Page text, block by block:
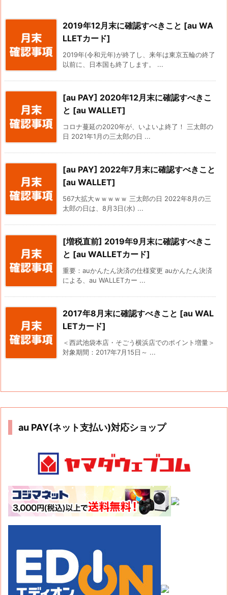
2019年12月末に確認すべきこと [au WA
LLETカード]
2019年(令和元年)が終了し、来年は東京五輪の終了
以前に、日本国も終了します。 ...
[au PAY] 2020年12月末に確認すべきこ
と [au WALLET]
コロナ蔓延の2020年が、いよいよ終了！ 三太郎の
日 2021年1月の三太郎の日 ...
[au PAY] 2022年7月末に確認すべきこと
[au WALLET]
567大拡大ｗｗｗｗｗ 三太郎の日 2022年8月の三
太郎の日は、8月3日(水) ...
[増税直前] 2019年9月末に確認すべきこ
と [au WALLETカード]
重要：auかんたん決済の仕様変更 auかんたん決済
による、au WALLETカー ...
2017年8月末に確認すべきこと [au WAL
LETカード]
＜西武池袋本店・そごう横浜店でのポイント増量＞
対象期間：2017年7月15日～ ...
au PAY(ネット支払い)対応ショップ